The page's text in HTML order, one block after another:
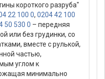
короткого разруба"
22 100 0, 0204 42 100
50 530 0 – передняя
или без грудинки, со
вместе с рулькой,
частью,
углом к
минимально